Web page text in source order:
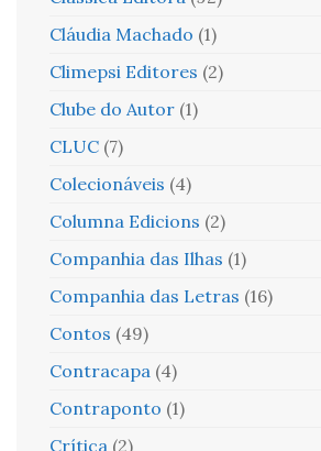
Cláudia Machado (1)
Climepsi Editores (2)
Clube do Autor (1)
CLUC (7)
Colecionáveis (4)
Columna Edicions (2)
Companhia das Ilhas (1)
Companhia das Letras (16)
Contos (49)
Contracapa (4)
Contraponto (1)
Crítica (2)